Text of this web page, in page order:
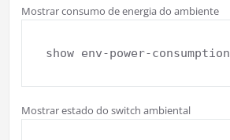
Mostrar consumo de energia do ambiente
show env-power-consumption
Mostrar estado do switch ambiental